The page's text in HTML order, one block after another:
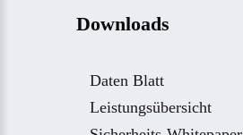
Downloads
Daten Blatt
Leistungsübersicht